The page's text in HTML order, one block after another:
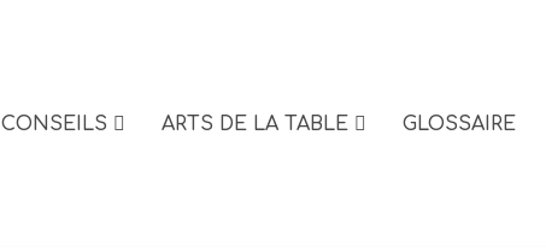
CONSEILS ARTS DE LA TABLE GLOSSAIRE